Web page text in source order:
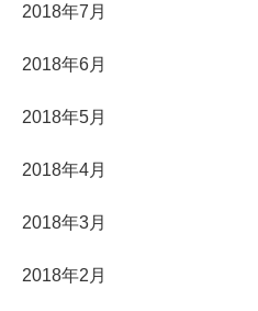
2018年7月
2018年6月
2018年5月
2018年4月
2018年3月
2018年2月